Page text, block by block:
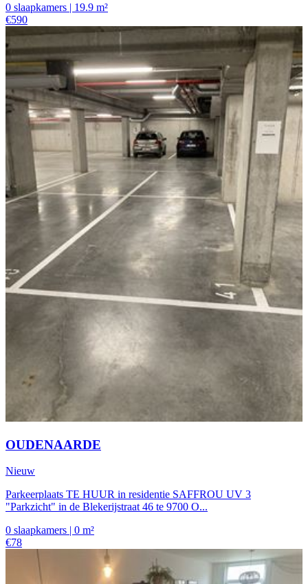
0 slaapkamers | 19.9 m²
€590
OUDENAARDE
Nieuw
Parkeerplaats TE HUUR in residentie SAFFROU UV 3
"Parkzicht" in de Blekerijstraat 46 te 9700 O...
0 slaapkamers | 0 m²
€78